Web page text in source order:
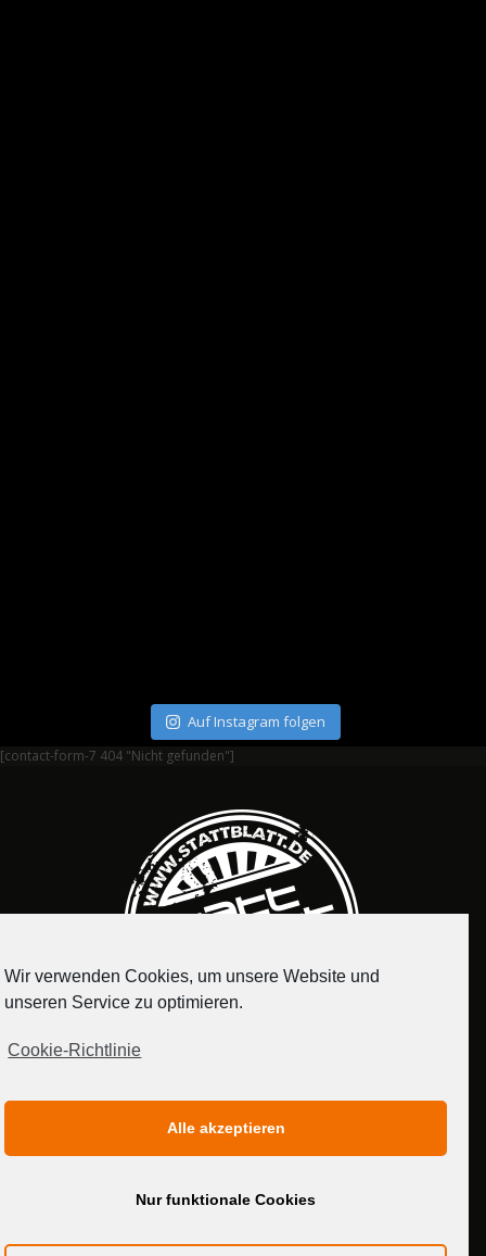
Auf Instagram folgen
[contact-form-7 404 "Nicht gefunden"]
MEDIADATEN
Wir verwenden Cookies, um unsere Website und
unseren Service zu optimieren.
Cookie-Richtlinie
Alle akzeptieren
Nur funktionale Cookies